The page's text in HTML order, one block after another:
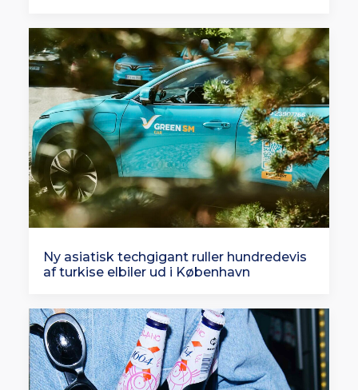
Ny asiatisk techgigant ruller hundredevis
af turkise elbiler ud i København